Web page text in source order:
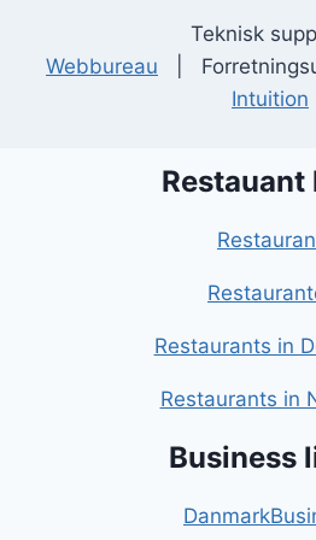
Teknisk
Webbureau |
Intuition
Restauant
Restaurants in
Restaurants in
Business